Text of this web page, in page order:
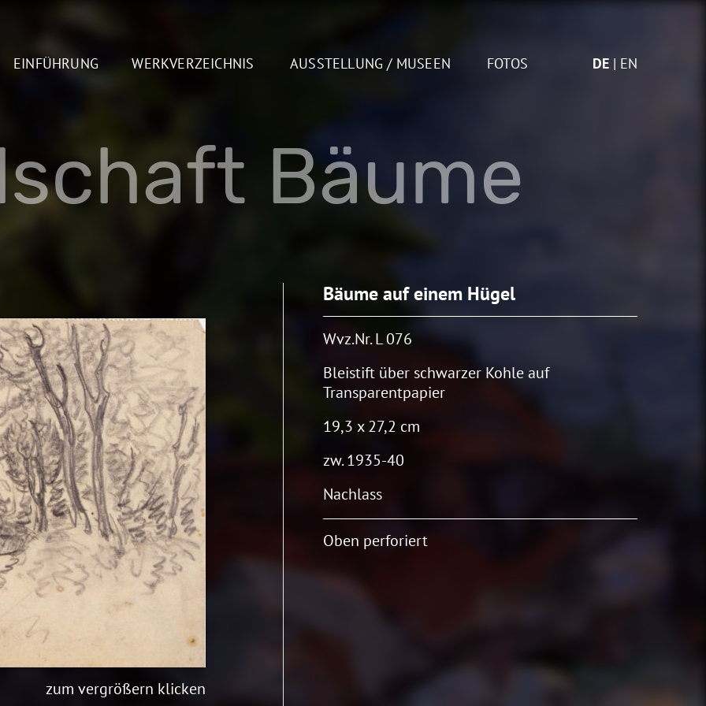
EINFÜHRUNG WERKVERZEICHNIS AUSSTELLUNG / MUSEEN FOTOS DE EN
Bäume
zum vergrößern klicken
Bäume auf einem Hügel
Wvz.Nr. L 076
Bleistift über schwarzer Kohle auf
Transparentpapier
19,3 x 27,2 cm
zw. 1935-40
Nachlass
Oben perforiert